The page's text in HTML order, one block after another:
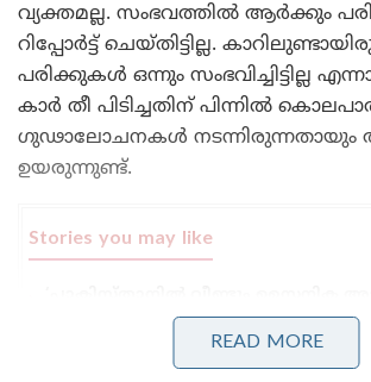
വ്യക്തമല്ല. സംഭവത്തിൽ ആർക്കും
റിപ്പോർട്ട് ചെയ്തിട്ടില്ല.
പരിക്കുകൾ ഒന്നും സംഭവിച്ചിട്ടില്ല
കാർ തീ പിടിച്ചതിന് പിന്നിൽ
ഗുഢാലോചനകൾ
ഉയരുന്നുണ്ട്.
Stories you may like
കളമൊരുങ്ങുന്നു; ഷെഹ്ബാസ് ഷെരീഫ്
ആസിം മുനീർ സർവ്വാധികാരിയാകും
നന്ദി എൻ്റെ സുഹൃത്തേ, നമ്മൾ ഒന്നിച്ചു
READ MORE